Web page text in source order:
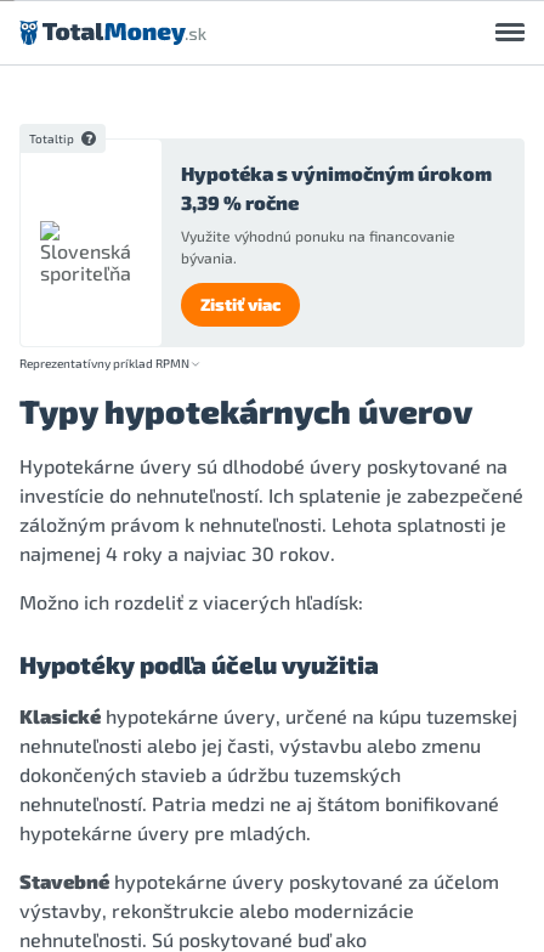
Preskočiť na obsah
Totaltip
Hypotéka s výnimočným úrokom
3,39 % ročne
Využite výhodnú ponuku na financovanie
bývania.
Zistiť viac
Reprezentatívny príklad RPMN
Typy hypotekárnych úverov
Hypotekárne úvery sú dlhodobé úvery poskytované na
investície do nehnuteľností. Ich splatenie je zabezpečené
záložným právom k nehnuteľnosti. Lehota splatnosti je
najmenej 4 roky a najviac 30 rokov.
Možno ich rozdeliť z viacerých hľadísk:
Hypotéky podľa účelu využitia
Klasické hypotekárne úvery, určené na kúpu tuzemskej
nehnuteľnosti alebo jej časti, výstavbu alebo zmenu
dokončených stavieb a údržbu tuzemských
nehnuteľností. Patria medzi ne aj štátom bonifikované
hypotekárne úvery pre mladých.
Stavebné hypotekárne úvery poskytované za účelom
výstavby, rekonštrukcie alebo modernizácie
nehnuteľnosti. Sú poskytované buď ako